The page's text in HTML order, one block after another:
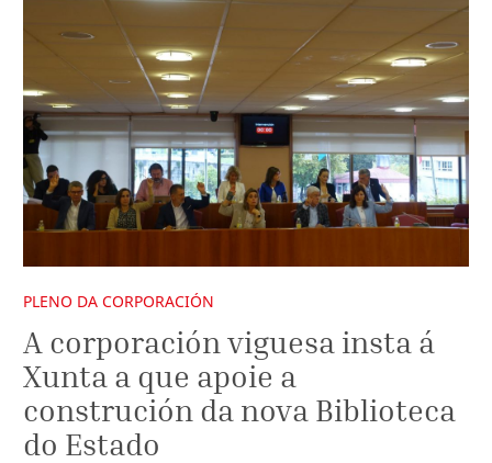
PLENO DA CORPORACIÓN
A corporación viguesa insta á
Xunta a que apoie a
construción da nova Biblioteca
do Estado